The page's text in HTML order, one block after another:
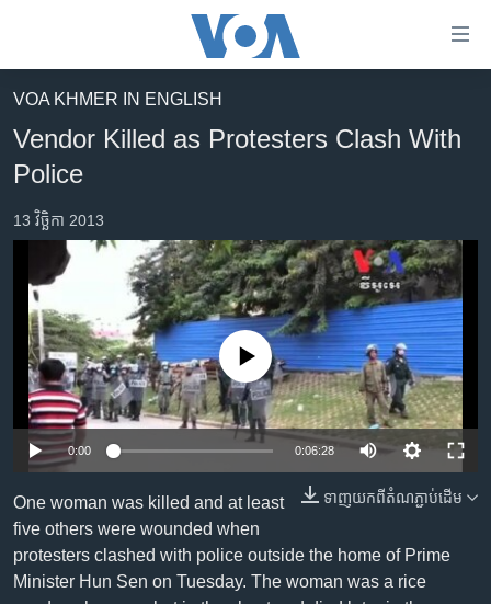
គេហទំព័រ​
រំលង​
និង​
ទៅ​​
ព័ត៌មាន​​
រំលង​
រចនា
សម្ព័ន្ធ​
និង​
អន្តរជាតិ
ហេឡូវីអូអេ
កម្ពុជាច្នៃប្រតិដ្ឋ
ព្រឹត្តិការណ៍ព័ត៌មាន
ទូរទស្សន៍ / វីដេអូ​
វិទ្យុ / ផតខាសថ៍
កម្មវិធីទាំងអស់
Khmer English
បណ្តាញ​សង្គម
VOA KHMER IN ENGLISH
Vendor Killed as Protesters Clash With
Police
13 វិច្ឆិកា 2013
No media source currently available
0:00 0:06:28
ទាញ​យក​ពី​តំណភ្ជាប់​ដើម
One woman was killed and at least
five others were wounded when
protesters clashed with police outside the home of Prime
Minister Hun Sen on Tuesday. The woman was a rice